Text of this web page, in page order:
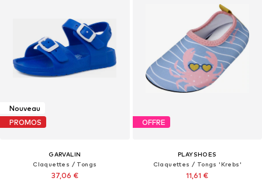
Nouveau
PROMOS
GARVALIN
Claquettes / Tongs
37,06 €
OFFRE
PLAYSHOES
Claquettes / Tongs 'Krebs'
11,61 €